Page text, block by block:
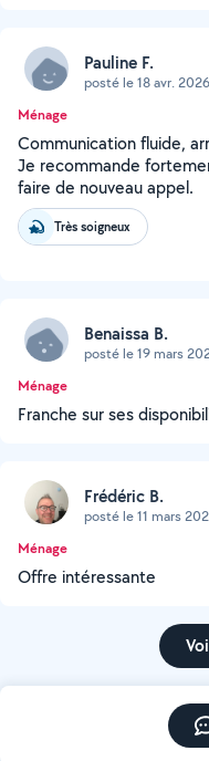
Pauline F.
posté le 18 avr. 2026
Ménage
Communication fluide,
Je recommande
faire de nouveau appel.
Très soigneux
Benaissa B.
posté le 19 mars
Ménage
Franche sur ses
Frédéric B.
posté le 11 mars
Ménage
Offre intéressante